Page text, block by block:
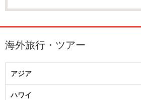
海外旅行・ツアー
アジア
ハワイ